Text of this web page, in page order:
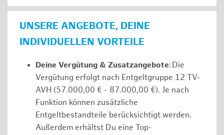
UNSERE ANGEBOTE, DEINE
INDIVIDUELLEN VORTEILE
Deine Vergütung & Zusatzangebote: Die
Vergütung erfolgt nach Entgeltgruppe 12 TV-
AVH (57.000,00 € - 87.000,00 €). Je nach
Funktion können zusätzliche
Entgeltbestandteile berücksichtigt werden.
Außerdem erhältst Du eine Top-